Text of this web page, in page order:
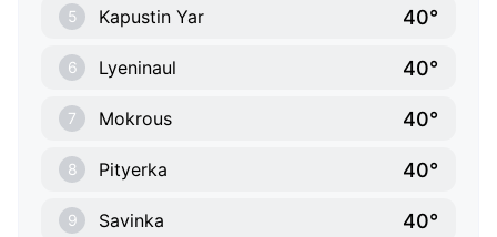
5 Kapustin Yar 40°
6 Lyeninaul 40°
7 Mokrous 40°
8 Pityerka 40°
9 Savinka 40°